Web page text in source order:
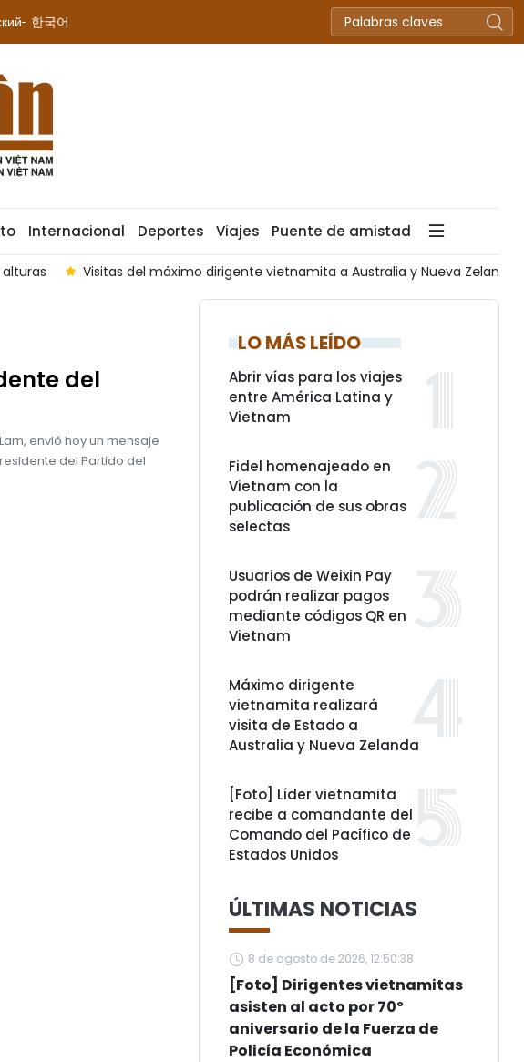
한국어
Internacional Deportes Viajes Puente de amistad
Visitas del máximo dirigente vietnamita a Australia y Nueva
del
envió hoy un mensaje
del Partido del
LO MÁS LEÍDO
Abrir vías para los viajes
entre América Latina y
Vietnam
Fidel homenajeado en
Vietnam con la
publicación de sus obras
selectas
Usuarios de Weixin Pay
podrán realizar pagos
mediante códigos QR en
Vietnam
Máximo dirigente
vietnamita realizará
visita de Estado a
Australia y Nueva Zelanda
[Foto] Líder vietnamita
recibe a comandante del
Comando del Pacífico de
Estados Unidos
ÚLTIMAS NOTICIAS
8 de agosto de 2026, 12:50:38
[Foto] Dirigentes vietnamitas
asisten al acto por 70º
aniversario de la Fuerza de
Policía Económica